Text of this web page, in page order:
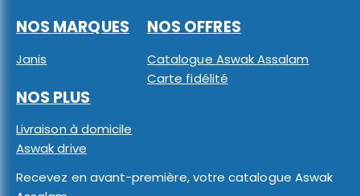
NOS MARQUES
Janis
NOS OFFRES
Catalogue Aswak Assalam
Carte fidélité
NOS PLUS
Livraison à domicile
Aswak drive
Recevez en avant-première, votre catalogue Aswak